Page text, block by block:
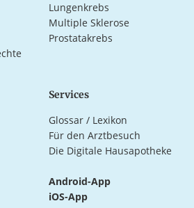
Lungenkrebs
Multiple Sklerose
Prostatakrebs
Services
Glossar / Lexikon
Für den Arztbesuch
Die Digitale Hausapotheke
Android-App
iOS-App